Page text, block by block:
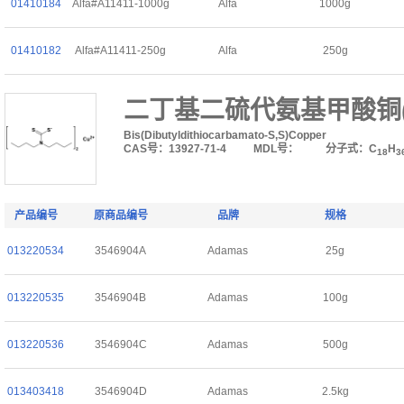
01410184 Alfa#A11411-1000g Alfa 1000g
01410182 Alfa#A11411-250g Alfa 250g
二丁基二硫代氨基甲酸
Bis(Dibutyldithiocarbamato-S,S)Copper
CAS号：13927-71-4
MDL号： 分子式：C18 H
产品编号 原商品编号 品牌 规格
013220534 3546904A Adamas 25g
013220535 3546904B Adamas 100g
013220536 3546904C Adamas 500g
013403418 3546904D Adamas 2.5kg